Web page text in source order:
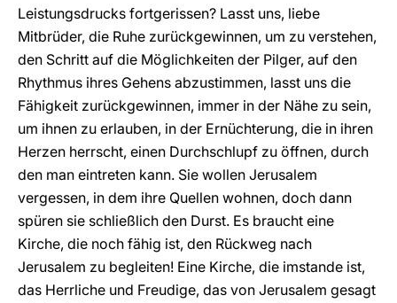
Leistungsdrucks fortgerissen? Lasst uns, liebe
Mitbrüder, die Ruhe zurückgewinnen, um zu verstehen,
den Schritt auf die Möglichkeiten der Pilger, auf den
Rhythmus ihres Gehens abzustimmen, lasst uns die
Fähigkeit zurückgewinnen, immer in der Nähe zu sein,
um ihnen zu erlauben, in der Ernüchterung, die in ihren
Herzen herrscht, einen Durchschlupf zu öffnen, durch
den man eintreten kann. Sie wollen Jerusalem
vergessen, in dem ihre Quellen wohnen, doch dann
spüren sie schließlich den Durst. Es braucht eine
Kirche, die noch fähig ist, den Rückweg nach
Jerusalem zu begleiten! Eine Kirche, die imstande ist,
das Herrliche und Freudige, das von Jerusalem gesagt